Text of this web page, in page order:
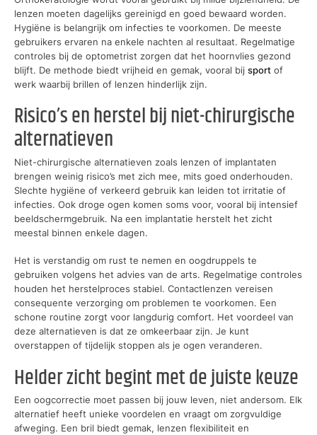
lenzen moeten dagelijks gereinigd en goed bewaard worden.
Hygiëne is belangrijk om infecties te voorkomen. De meeste
gebruikers ervaren na enkele nachten al resultaat. Regelmatige
controles bij de optometrist zorgen dat het hoornvlies gezond
blijft. De methode biedt vrijheid en gemak, vooral bij sport of
werk waarbij brillen of lenzen hinderlijk zijn.
Risico’s en herstel bij niet-chirurgische
alternatieven
Niet-chirurgische alternatieven zoals lenzen of implantaten
brengen weinig risico’s met zich mee, mits goed onderhouden.
Slechte hygiëne of verkeerd gebruik kan leiden tot irritatie of
infecties. Ook droge ogen komen soms voor, vooral bij intensief
beeldschermgebruik. Na een implantatie herstelt het zicht
meestal binnen enkele dagen.
Het is verstandig om rust te nemen en oogdruppels te
gebruiken volgens het advies van de arts. Regelmatige controles
houden het herstelproces stabiel. Contactlenzen vereisen
consequente verzorging om problemen te voorkomen. Een
schone routine zorgt voor langdurig comfort. Het voordeel van
deze alternatieven is dat ze omkeerbaar zijn. Je kunt
overstappen of tijdelijk stoppen als je ogen veranderen.
Helder zicht begint met de juiste keuze
Een oogcorrectie moet passen bij jouw leven, niet andersom. Elk
alternatief heeft unieke voordelen en vraagt om zorgvuldige
afweging. Een bril biedt gemak, lenzen flexibiliteit en